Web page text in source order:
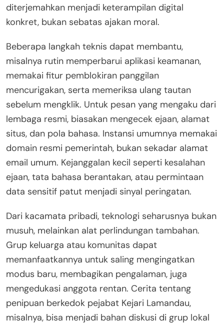
diterjemahkan menjadi keterampilan digital
konkret, bukan sebatas ajakan moral.
Beberapa langkah teknis dapat membantu,
misalnya rutin memperbarui aplikasi keamanan,
memakai fitur pemblokiran panggilan
mencurigakan, serta memeriksa ulang tautan
sebelum mengklik. Untuk pesan yang mengaku dari
lembaga resmi, biasakan mengecek ejaan, alamat
situs, dan pola bahasa. Instansi umumnya memakai
domain resmi pemerintah, bukan sekadar alamat
email umum. Kejanggalan kecil seperti kesalahan
ejaan, tata bahasa berantakan, atau permintaan
data sensitif patut menjadi sinyal peringatan.
Dari kacamata pribadi, teknologi seharusnya bukan
musuh, melainkan alat perlindungan tambahan.
Grup keluarga atau komunitas dapat
memanfaatkannya untuk saling mengingatkan
modus baru, membagikan pengalaman, juga
mengedukasi anggota rentan. Cerita tentang
penipuan berkedok pejabat Kejari Lamandau,
misalnya, bisa menjadi bahan diskusi di grup lokal